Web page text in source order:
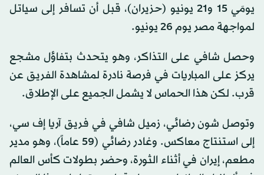
يومَي 15 و21 يونيو (حزيران)، قبل أن تسافر إلى سياتل
لمواجهة مصر يوم 26 يونيو.
وحصل شافي على التذاكر، وهو يتحدث بتفاؤل مشجع
يركز على المباريات في فرصة نادرة لمشاهدة الفريق عن
قرب. لكن هذا الحماس لا يشمل الجميع على الإطلاق.
وتوصل شون رضائي، زميل شافي في فريق آريا إف سي،
إلى استنتاج معاكس. وغادر رضائي (59 عاماً)، وهو مدير
مطعم، إيران في أثناء الثورة، وحضر بطولات كأس العالم